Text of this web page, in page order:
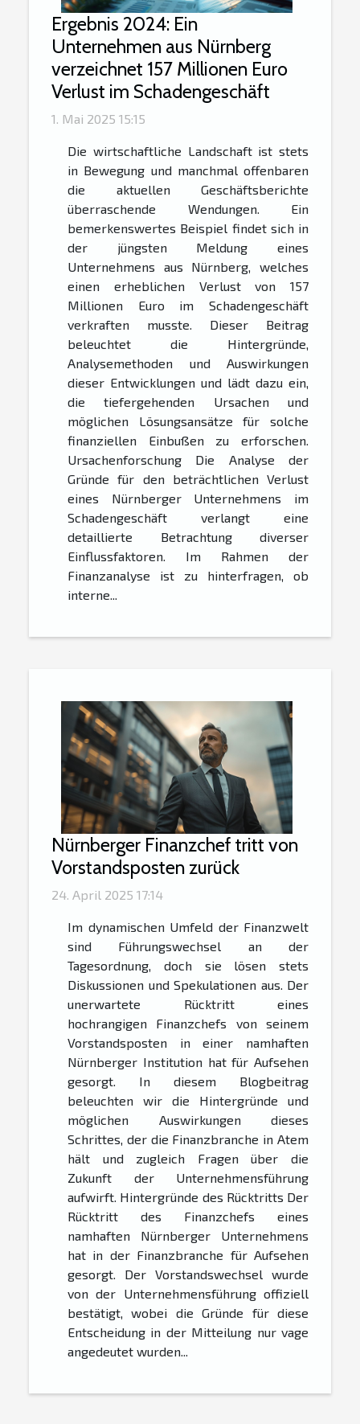
Ergebnis 2024: Ein
Unternehmen aus Nürnberg
verzeichnet 157 Millionen Euro
Verlust im Schadengeschäft
1. Mai 2025 15:15
Die wirtschaftliche Landschaft ist stets
in Bewegung und manchmal offenbaren
die aktuellen Geschäftsberichte
überraschende Wendungen. Ein
bemerkenswertes Beispiel findet sich in
der jüngsten Meldung eines
Unternehmens aus Nürnberg, welches
einen erheblichen Verlust von 157
Millionen Euro im Schadengeschäft
verkraften musste. Dieser Beitrag
beleuchtet die Hintergründe,
Analysemethoden und Auswirkungen
dieser Entwicklungen und lädt dazu ein,
die tiefergehenden Ursachen und
möglichen Lösungsansätze für solche
finanziellen Einbußen zu erforschen.
Ursachenforschung Die Analyse der
Gründe für den beträchtlichen Verlust
eines Nürnberger Unternehmens im
Schadengeschäft verlangt eine
detaillierte Betrachtung diverser
Einflussfaktoren. Im Rahmen der
Finanzanalyse ist zu hinterfragen, ob
interne...
Nürnberger Finanzchef tritt von
Vorstandsposten zurück
24. April 2025 17:14
Im dynamischen Umfeld der Finanzwelt
sind Führungswechsel an der
Tagesordnung, doch sie lösen stets
Diskussionen und Spekulationen aus. Der
unerwartete Rücktritt eines
hochrangigen Finanzchefs von seinem
Vorstandsposten in einer namhaften
Nürnberger Institution hat für Aufsehen
gesorgt. In diesem Blogbeitrag
beleuchten wir die Hintergründe und
möglichen Auswirkungen dieses
Schrittes, der die Finanzbranche in Atem
hält und zugleich Fragen über die
Zukunft der Unternehmensführung
aufwirft. Hintergründe des Rücktritts Der
Rücktritt des Finanzchefs eines
namhaften Nürnberger Unternehmens
hat in der Finanzbranche für Aufsehen
gesorgt. Der Vorstandswechsel wurde
von der Unternehmensführung offiziell
bestätigt, wobei die Gründe für diese
Entscheidung in der Mitteilung nur vage
angedeutet wurden...